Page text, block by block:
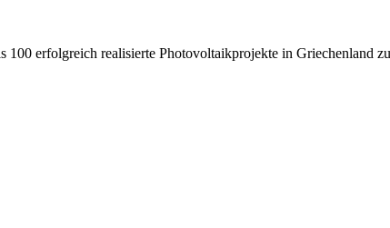
erfolgreich realisierte Photovoltaikprojekte in Griechenland